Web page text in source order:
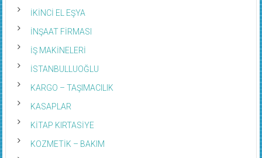
İKİNCİ EL EŞYA
İNŞAAT FİRMASI
İŞ MAKİNELERİ
İSTANBULLUOĞLU
KARGO – TAŞIMACILIK
KASAPLAR
KİTAP KIRTASİYE
KOZMETİK – BAKIM